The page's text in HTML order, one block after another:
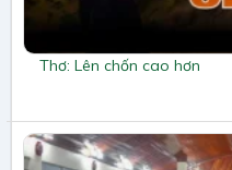
Thơ: Lên chốn cao hơn